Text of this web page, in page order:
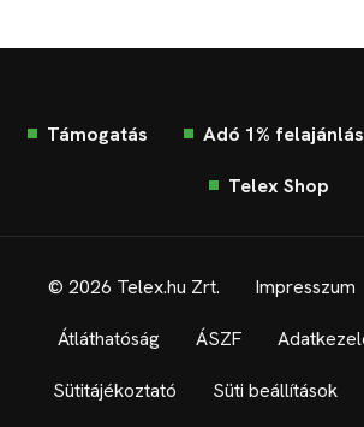
Támogatás Adó 1% felajánlás
Telex Shop
© 2026 Telex.hu Zrt. Impresszum
Átláthatóság ÁSZF
Sütitájékoztató Süti beállítások